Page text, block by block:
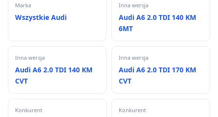
Marka
Wszystkie Audi
Inna wersja
Audi A6 2.0 TDI 140 KM
6MT
Inna wersja
Audi A6 2.0 TDI 140 KM
CVT
Inna wersja
Audi A6 2.0 TDI 170 KM
CVT
Konkurent Konkurent